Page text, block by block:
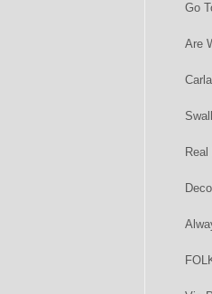
Go
Are
Carla